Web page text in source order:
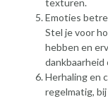
Emoties
Stel je voor
hebben en
Herhaling en
regelmatig,